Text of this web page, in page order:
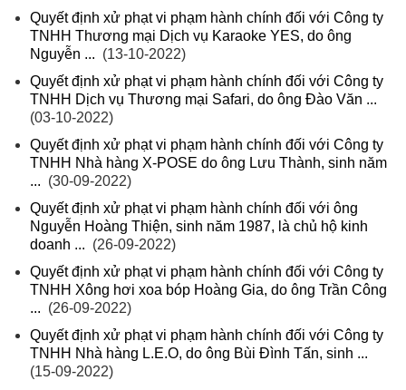
Quyết định xử phạt vi phạm hành chính đối với Công ty
TNHH Thương mại Dịch vụ Karaoke YES, do ông
Nguyễn ... (13-10-2022)
Quyết định xử phạt vi phạm hành chính đối với Công ty
TNHH Dịch vụ Thương mại Safari, do ông Đào Văn ...
(03-10-2022)
Quyết định xử phạt vi phạm hành chính đối với Công ty
TNHH Nhà hàng X-POSE do ông Lưu Thành, sinh năm
... (30-09-2022)
Quyết định xử phạt vi phạm hành chính đối với ông
Nguyễn Hoàng Thiện, sinh năm 1987, là chủ hộ kinh
doanh ... (26-09-2022)
Quyết định xử phạt vi phạm hành chính đối với Công ty
TNHH Xông hơi xoa bóp Hoàng Gia, do ông Trần Công
... (26-09-2022)
Quyết định xử phạt vi phạm hành chính đối với Công ty
TNHH Nhà hàng L.E.O, do ông Bùi Đình Tấn, sinh ...
(15-09-2022)